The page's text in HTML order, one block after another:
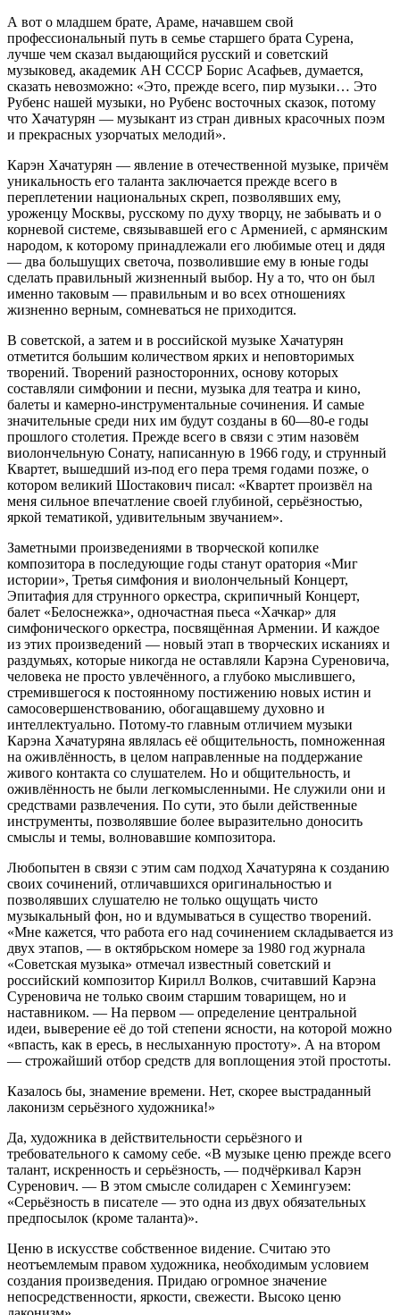
А вот о младшем брате, Араме, начавшем свой
профессиональный путь в семье старшего брата Сурена,
лучше чем сказал выдающийся русский и советский
музыковед, академик АН СССР Борис Асафьев, думается,
сказать невозможно: «Это, прежде всего, пир музыки… Это
Рубенс нашей музыки, но Рубенс восточных сказок, потому
что Хачатурян — музыкант из стран дивных красочных поэм
и прекрасных узорчатых мелодий».
Карэн Хачатурян — явление в отечественной музыке, причём
уникальность его таланта заключается прежде всего в
переплетении национальных скреп, позволявших ему,
уроженцу Москвы, русскому по духу творцу, не забывать и о
корневой системе, связывавшей его с Арменией, с армянским
народом, к которому принадлежали его любимые отец и дядя
— два большущих светоча, позволившие ему в юные годы
сделать правильный жизненный выбор. Ну а то, что он был
именно таковым — правильным и во всех отношениях
жизненно верным, сомневаться не приходится.
В советской, а затем и в российской музыке Хачатурян
отметится большим количеством ярких и неповторимых
творений. Творений разносторонних, основу которых
составляли симфонии и песни, музыка для театра и кино,
балеты и камерно-инструментальные сочинения. И самые
значительные среди них им будут созданы в 60—80-е годы
прошлого столетия. Прежде всего в связи с этим назовём
виолончельную Сонату, написанную в 1966 году, и струнный
Квартет, вышедший из-под его пера тремя годами позже, о
котором великий Шостакович писал: «Квартет произвёл на
меня сильное впечатление своей глубиной, серьёзностью,
яркой тематикой, удивительным звучанием».
Заметными произведениями в творческой копилке
композитора в последующие годы станут оратория «Миг
истории», Третья симфония и виолончельный Концерт,
Эпитафия для струнного оркестра, скрипичный Концерт,
балет «Белоснежка», одночастная пьеса «Хачкар» для
симфонического оркестра, посвящённая Армении. И каждое
из этих произведений — новый этап в творческих исканиях и
раздумьях, которые никогда не оставляли Карэна Суреновича,
человека не просто увлечённого, а глубоко мыслившего,
стремившегося к постоянному постижению новых истин и
самосовершенствованию, обогащавшему духовно и
интеллектуально. Потому-то главным отличием музыки
Карэна Хачатуряна являлась её общительность, помноженная
на оживлённость, в целом направленные на поддержание
живого контакта со слушателем. Но и общительность, и
оживлённость не были легкомысленными. Не служили они и
средствами развлечения. По сути, это были действенные
инструменты, позволявшие более выразительно доносить
смыслы и темы, волновавшие композитора.
Любопытен в связи с этим сам подход Хачатуряна к созданию
своих сочинений, отличавшихся оригинальностью и
позволявших слушателю не только ощущать чисто
музыкальный фон, но и вдумываться в существо творений.
«Мне кажется, что работа его над сочинением складывается из
двух этапов, — в октябрьском номере за 1980 год журнала
«Советская музыка» отмечал известный советский и
российский композитор Кирилл Волков, считавший Карэна
Суреновича не только своим старшим товарищем, но и
наставником. — На первом — определение центральной
идеи, выверение её до той степени ясности, на которой можно
«впасть, как в ересь, в неслыханную простоту». А на втором
— строжайший отбор средств для воплощения этой простоты.
Казалось бы, знамение времени. Нет, скорее выстраданный
лаконизм серьёзного художника!»
Да, художника в действительности серьёзного и
требовательного к самому себе. «В музыке ценю прежде всего
талант, искренность и серьёзность, — подчёркивал Карэн
Суренович. — В этом смысле солидарен с Хемингуэем:
«Серьёзность в писателе — это одна из двух обязательных
предпосылок (кроме таланта)».
Ценю в искусстве собственное видение. Считаю это
неотъемлемым правом художника, необходимым условием
создания произведения. Придаю огромное значение
непосредственности, яркости, свежести. Высоко ценю